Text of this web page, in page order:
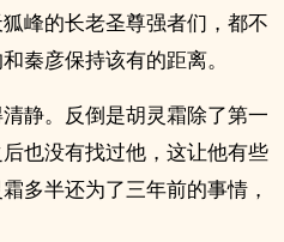
峰的长老圣尊强者们，都不
秦彦保持该有的距离。
静。反倒是胡灵霜除了第一
也没有找过他，这让他有些
多半还为了三年前的事情，